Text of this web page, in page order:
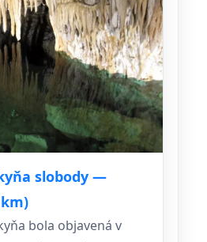
slobody —
bola objavená v